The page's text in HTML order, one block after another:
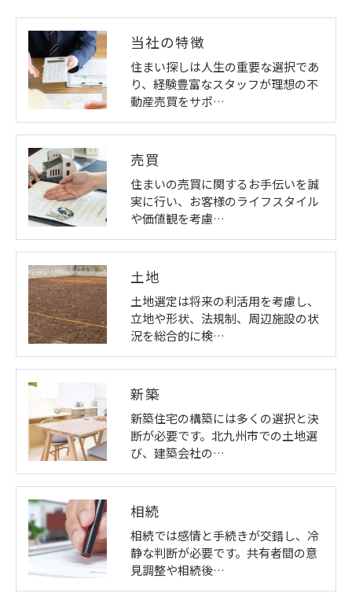
当社の特徴
住まい探しは人生の重要な選択であ
り、経験豊富なスタッフが理想の不
動産売買をサポ…
売買
住まいの売買に関するお手伝いを誠
実に行い、お客様のライフスタイル
や価値観を考慮…
土地
土地選定は将来の利活用を考慮し、
立地や形状、法規制、周辺施設の状
況を総合的に検…
新築
新築住宅の構築には多くの選択と決
断が必要です。北九州市での土地選
び、建築会社の…
相続
相続では感情と手続きが交錯し、冷
静な判断が必要です。共有者間の意
見調整や相続後…